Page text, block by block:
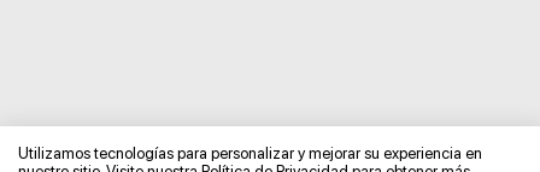
Utilizamos tecnologías para personalizar y mejorar su experiencia en